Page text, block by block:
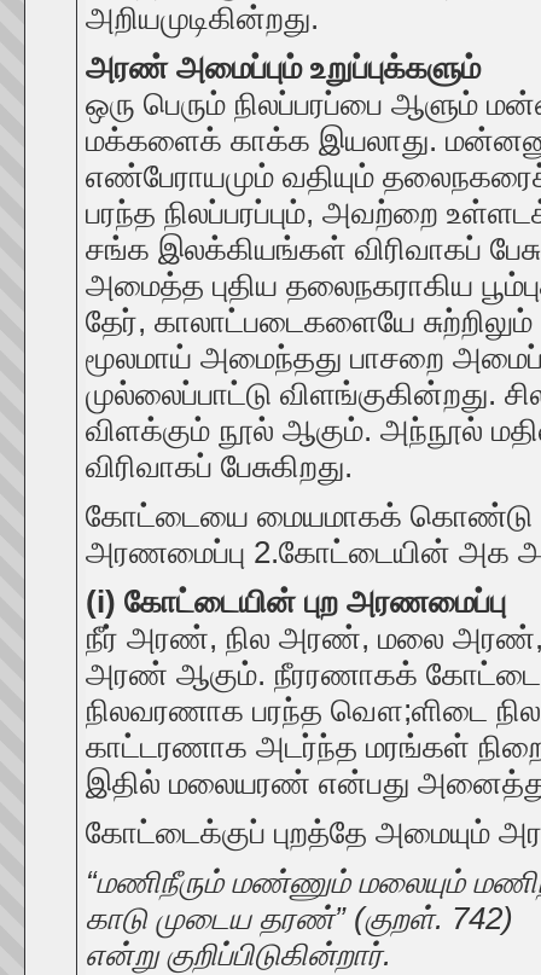
அறியமுடிகின்றது.
அரண் அமைப்பும் உறுப்புக்களும்
ஒரு பெரும் நிலப்பரப்பை ஆளும்
மக்களைக் காக்க இயலாது.
எண்பேராயமும் வதியும்
பரந்த நிலப்பரப்பும், அவற்றை
சங்க இலக்கியங்கள் விரிவாகப்
அமைத்த புதிய தலைநகராகிய
தேர், காலாட்படைகளையே
மூலமாய் அமைந்தது பாசறை
முல்லைப்பாட்டு விளங்குகின்றது.
விளக்கும் நூல் ஆகும். அந்நூல்
விரிவாகப் பேசுகிறது.
கோட்டையை மையமாகக் கொண்டு
அரணமைப்பு 2.கோட்டையின் அக
(i) கோட்டையின் புற அரணமைப்பு
நீர் அரண், நில அரண், மலை அரண்,
அரண் ஆகும். நீரரணாகக்
நிலவரணாக பரந்த வௌ;ளிடை
காட்டரணாக அடர்ந்த மரங்கள்
இதில் மலையரண் என்பது அனைத்து
கோட்டைக்குப் புறத்தே அமையும்
“மணிநீரும் மண்ணும் மலையும்
காடு முடைய தரண்” (குறள். 742)
என்று குறிப்பிடுகின்றார்.